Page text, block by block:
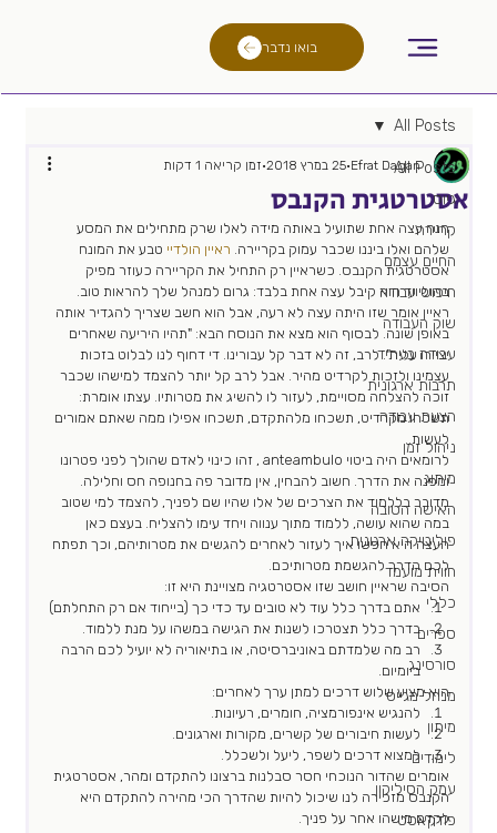
בואו נדבר
All Posts
גיוס
קריירה
החיים עצמם
חיפוש עבודה
שוק העבודה
עבודה בעתיד
תרבות ארגונית
הצעת עבודה
ניהול זמן
מיתוג
האישה הטובה
פוליטיקה ארגונית
חווית מועמד
כללי
ספרים
סורסינג
מנהל מגייס
מיתון
לימודים
עמק הסיליקון
פודקאסט
All Posts
אסטרטגית הקנבס
Efrat Dagan 25 במרץ 2018 זמן קריאה 1 דקות
הנה עצה אחת שתועיל באותה מידה לאלו שרק מתחילים את המסע
שלהם ואלו ביננו שכבר עמוק בקריירה. ראיין הולדיי טבע את המונח
אסטרטגית הקנבס. כשראיין רק התחיל את הקריירה כעוזר מפיק
בהוליווד הוא קיבל עצה אחת בלבד: גרום למנהל שלך להראות טוב.
ראיין אומר שזו היתה עצה לא רעה, אבל הוא חשב שצריך להגדיר אותה
באופן שונה. לבסוף הוא מצא את הנוסח הבא: "תהיו היריעה שאחרים
יציירו עליה". לרב, זה לא דבר קל עבורינו. די דחוף לנו לבלוט בזכות
עצמינו ולזכות לקרדיט מהיר. אבל לרב קל יותר להצמד למישהו שכבר
זוכה להצלחה מסויימת, לעזור לו להשיג את מטרותיו. עצתו אומרת:
תשכחו מקרדיט, תשכחו מלהתקדם, תשכחו אפילו ממה שאתם אמורים
לעשות..
לרומאים היה ביטוי anteambulo , זהו כינוי לאדם שהולך לפני פטרונו
ומפנה את הדרך. חשוב להבחין, אין מדובר פה בחנופה חס וחלילה.
מדובר בללמוד את הצרכים של אלו שהיו שם לפניך, להצמד למי שטוב
במה שהוא עושה, ללמוד מתוך ענווה ויחד עימו להצליח. בעצם כאן
העצה היא חפשו איך לעזור לאחרים להגשים את מטרותיהם, וכך תפתח
לכם הדרך להגשמת מטרותיכם.
הסיבה שראיין חושב שזו אסטרטגיה מצויינת היא זו:
אתם בדרך כלל עוד לא טובים עד כדי כך (בייחוד אם רק התחלתם)
בדרך כלל תצטרכו לשנות את הגישה במשהו על מנת ללמוד.
רב מה שלמדתם באוניברסיטה, או בתיאוריה לא יועיל לכם הרבה
ביומיום.
הוא מציע שלוש דרכים למתן ערך לאחרים:
להנגיש אינפורמציה, חומרים, רעיונות.
לעשות חיבורים של קשרים, מקורות וארגונים.
למצוא דרכים לשפר, ליעל ולשכלל.
אומרים שהדור הנוכחי חסר סבלנות ברצונו להתקדם ומהר, אסטרטגית
הקנבס מזכירה לנו שיכול להיות שהדרך הכי מהירה להתקדם היא
לקדם מישהו אחר על פניך.